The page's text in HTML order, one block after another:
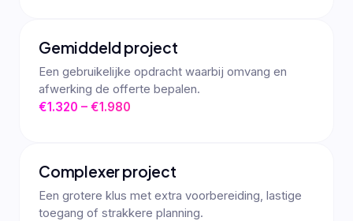
Gemiddeld project
Een gebruikelijke opdracht waarbij omvang en
afwerking de offerte bepalen.
€1.320 – €1.980
Complexer project
Een grotere klus met extra voorbereiding, lastige
toegang of strakkere planning.